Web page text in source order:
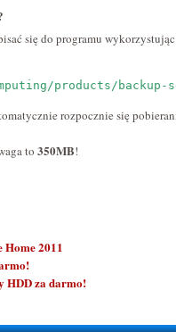
się do programu
products/
rozpocznie się
to 350MB!
2011
HDD za darmo!